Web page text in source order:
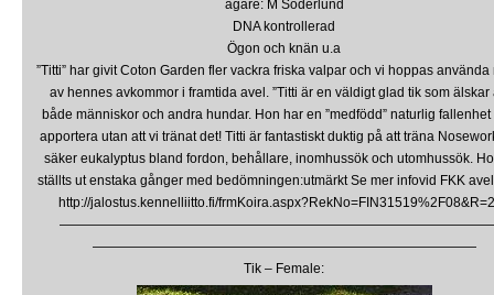
ägare: M Söderlund
DNA kontrollerad
Ögon och knän u.a
”Titti” har givit Coton Garden fler vackra friska valpar och vi hoppas använda
av hennes avkommor i framtida avel. ”Titti är en väldigt glad tik som älskar
både människor och andra hundar. Hon har en ”medfödd” naturlig fallenhet
apportera utan att vi tränat det! Titti är fantastiskt duktig på att träna
säker eukalyptus bland fordon, behållare, inomhussök och utomhussök.
ställts ut enstaka gånger med bedömningen:utmärkt Se mer infovid FKK
http://jalostus.kennelliitto.fi/
—————————————————————————————
Tik – Female: